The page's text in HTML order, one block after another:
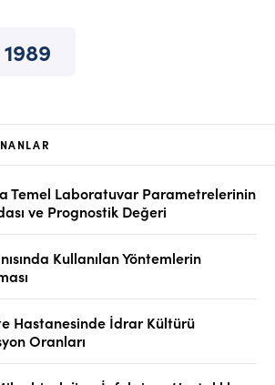
Temel Laboratuvar Parametrelerinin
ve Prognostik Değeri
Kullanılan Yöntemlerin
Hastanesinde İdrar Kültürü
Oranları